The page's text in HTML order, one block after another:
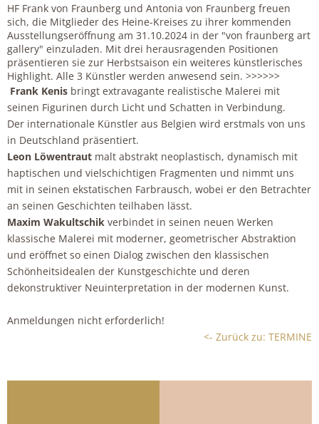
HF Frank von Fraunberg und Antonia von Fraunberg freuen
sich, die Mitglieder des Heine-Kreises zu ihrer kommenden
Ausstellungseröffnung am 31.10.2024 in der "von fraunberg art
gallery" einzuladen. Mit drei herausragenden Positionen
präsentieren sie zur Herbstsaison ein weiteres künstlerisches
Highlight. Alle 3 Künstler werden anwesend sein. >>>>>>
Frank Kenis bringt extravagante realistische Malerei mit
seinen Figurinen durch Licht und Schatten in Verbindung.
Der internationale Künstler aus Belgien wird erstmals von uns
in Deutschland präsentiert.
Leon Löwentraut malt abstrakt neoplastisch, dynamisch mit
haptischen und vielschichtigen Fragmenten und nimmt uns
mit in seinen ekstatischen Farbrausch, wobei er den Betrachter
an seinen Geschichten teilhaben lässt.
Maxim Wakultschik verbindet in seinen neuen Werken
klassische Malerei mit moderner, geometrischer Abstraktion
und eröffnet so einen Dialog zwischen den klassischen
Schönheitsidealen der Kunstgeschichte und deren
dekonstruktiver Neuinterpretation in der modernen Kunst.
Anmeldungen nicht erforderlich!
<- Zurück zu: TERMINE